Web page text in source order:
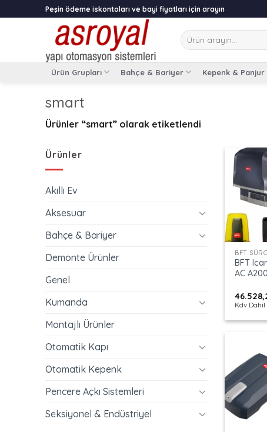
to
Peşin ödeme iskontoları ve bayi fiyatları için arayın
Ara:
Ürün Grupları Bahçe & Bariyer Kepenk & Panjur
smart
Ürünler “smart” olarak etiketlendi
Ürünler
Akıllı Ev
Aksesuar
Bahçe & Bariyer
Demonte Ürünler
Genel
Kumanda
Montajlı Ürünler
Otomatik Kapı
Otomatik Kepenk
Pencere Açkı Sistemleri
Seksiyonel & Endüstriyel
+
BFT
AC
Kdv Dahil
+